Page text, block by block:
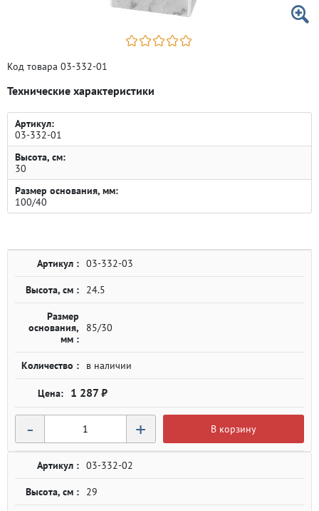
Код товара 03-332-01
Технические характеристики
Артикул:
03-332-01
Высота, см:
30
Размер основания, мм:
100/40
Артикул : 03-332-03
Высота, см : 24.5
Размер
основания,
мм :
85/30
Количество : в наличии
1 287 ₽
- + В корзину
Артикул : 03-332-02
Высота, см : 29